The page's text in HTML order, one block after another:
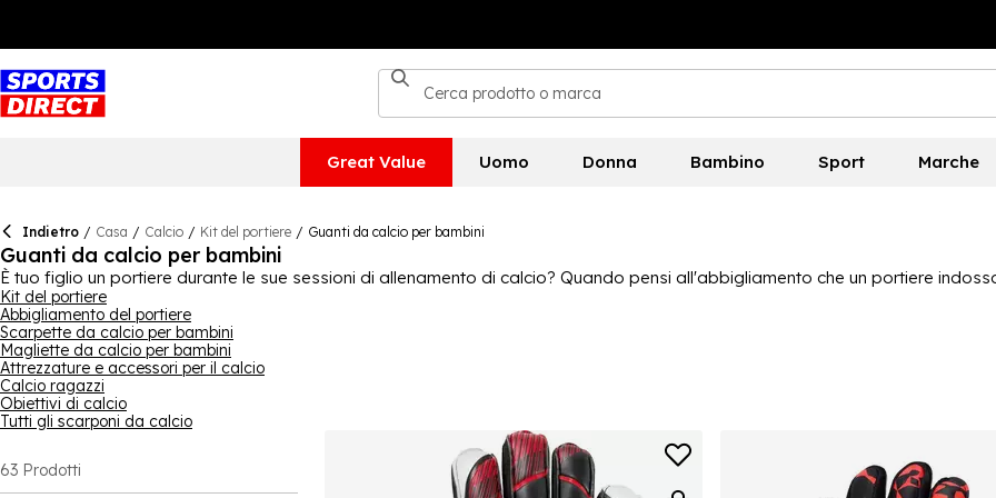
Great Value Uomo Donna Bambino Sport Marche
Indietro / Casa / Calcio / Kit del portiere / Guanti da calcio per bambini
Guanti da calcio per bambini
È tuo figlio un portiere durante le sue sessioni di allenamento di calcio? Quando pensi all'abbigliamento che un portiere
portiere - ecco perché da Sports Direct abbiamo una grande selezione, pronta per quelle parate così importanti. Con marchi
fino aSondico, c'è molto da scegliere e vengono in una varietà di colori e design divertenti. I guanti da portiere dovrebbero
esibirsi al meglio, quindi se tuo figlio ha bisogno di un nuovo paio, sfoglia la collezione oggi stesso.
Kit del portiere
Abbigliamento del portiere
Scarpette da calcio per bambini
Magliette da calcio per bambini
Attrezzature e accessori per il calcio
Calcio ragazzi
Obiettivi di calcio
Tutti gli scarponi da calcio
63 Prodotti